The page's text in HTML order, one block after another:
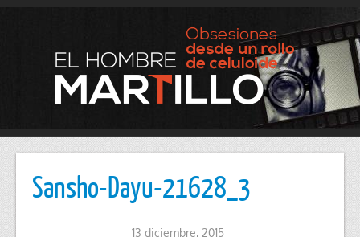
Sansho-Dayu-21628_3
13 diciembre, 2015